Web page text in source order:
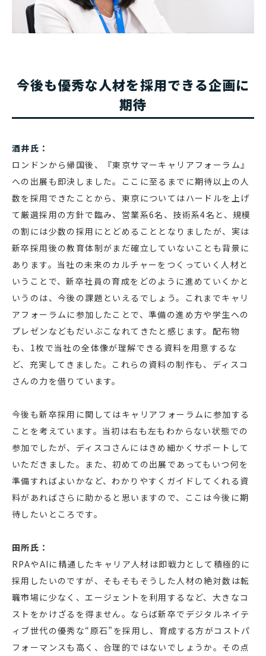
今後も優秀な人材を採用できる企画に
期待
酒井氏：
ロンドンから帰国後、『東京サマーキャリアフォーラム』
への出展も即決しました。ここに至るまでに期待以上の人
数を採用できたことから、東京についてはハードルを上げ
て厳選採用の方針で臨み、営業系6名、技術系4名と、規模
の割には少数の採用にとどめることとなりましたが、実は
新卒採用後の教育体制がまだ確立していないことも背景に
あります。当社の未来のカルチャーをつくっていく人材と
いうことで、新卒社員の育成をどのように進めていくかと
いうのは、今後の課題といえるでしょう。これまでキャリ
アフォーラムに参加したことで、準備の進め方や学生への
プレゼンなどもだいぶこなれてきたと感じます。配布物
も、1枚で当社の全体像が理解できる資料を用意するな
ど、充実してきました。これらの資料の制作も、ディスコ
さんの力を借りています。
今後も新卒採用に関してはキャリアフォーラムに参加する
ことを考えています。当初は右も左もわからない状態での
参加でしたが、ディスコさんにはきめ細かくサポートして
いただきました。また、初めての出展であってもいつ何を
準備すればよいかなど、わかりやすくガイドしてくれる資
料があればさらに助かると思いますので、ここは今後に期
待したいところです。
田所氏：
RPAやAIに精通したキャリア人材は即戦力として積極的に
採用したいのですが、そもそもそうした人材の絶対数は転
職市場に少なく、エージェントを利用するなど、大きなコ
ストをかけざるを得ません。ならば新卒でデジタルネイテ
ィブ世代の優秀な“原石”を採用し、育成する方がコストパ
フォーマンスも高く、合理的ではないでしょうか。その点